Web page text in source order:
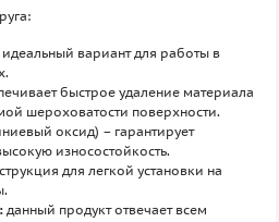
вариант для работы в
быстрое удаление материала
шероховатости поверхности.
оксид) – гарантирует
износостойкость.
для легкой установки на
данный продукт отвечает всем